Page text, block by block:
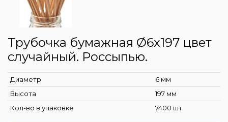
Трубочка бумажная Ø6x197 цвет
случайный. Россыпью.
Диаметр
6 мм
Высота
197 мм
Кол-во в упаковке
7400 шт